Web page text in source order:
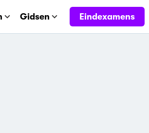
Gidsen Eindexamens